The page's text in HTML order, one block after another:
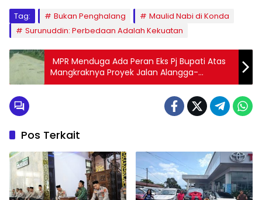
Tag: Bukan Penghalang
Maulid Nabi di Konda
Surunuddin: Perbedaan Adalah Kekuatan
MPR Menduga Ada Peran Eks Pj Bupati Atas
Mangkraknya Proyek Jalan Alangga-
Tinanggea
Pos Terkait